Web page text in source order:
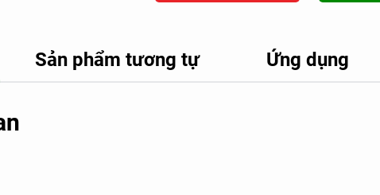
Sản phẩm tương tự Ứng dụng